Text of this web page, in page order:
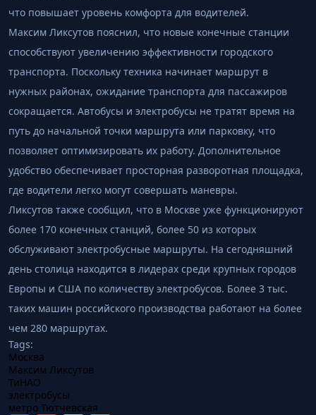
что повышает уровень комфорта для водителей.
Максим Ликсутов пояснил, что новые конечные станции
способствуют увеличению эффективности городского
транспорта. Поскольку техника начинает маршрут в
нужных районах, ожидание транспорта для пассажиров
сокращается. Автобусы и электробусы не тратят время на
путь до начальной точки маршрута или парковку, что
позволяет оптимизировать их работу. Дополнительное
удобство обеспечивает просторная разворотная площадка,
где водители легко могут совершать маневры.
Ликсутов также сообщил, что в Москве уже функционируют
более 170 конечных станций, более 50 из которых
обслуживают электробусные маршруты. На сегодняшний
день столица находится в лидерах среди крупных городов
Европы и США по количеству электробусов. Более 3 тыс.
таких машин российского производства работают на более
чем 280 маршрутах.
Tags:
Москва
Максим Ликсутов
ТиНАО
электробусы
метро Тютчевская